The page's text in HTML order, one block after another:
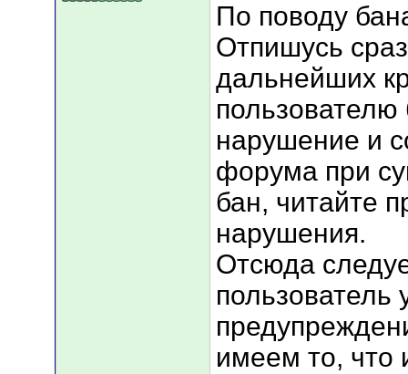
По поводу
Отпишусь
дальнейших
нарушение и
форума при
бан, читайте
нарушения.
Отсюда
пользователь
имеем то, что